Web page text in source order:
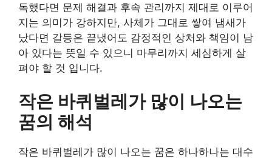
독했다면 문제 해결과 후속 관리까지 제대로 이루어
지는 의미가 강하지만, 사체가 그대로 쌓여 냄새가
났다면 갈등은 끝냈어도 감정적인 상처와 책임이 남
아 있다는 뜻일 수 있으니 마무리까지 세심하게 살
펴야 할 것 입니다.
작은 바퀴벌레가 많이 나오는
꿈의 해석
작은 바퀴벌레가 많이 나오는 꿈은 하나하나는 대수